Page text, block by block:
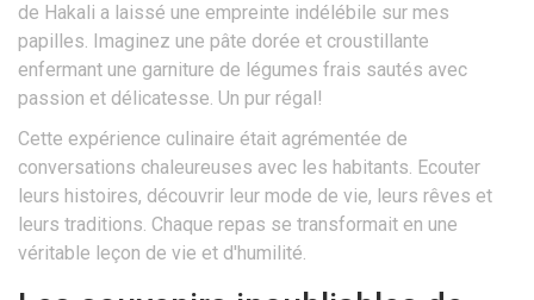
de Hakali a laissé une empreinte indélébile sur mes
papilles. Imaginez une pâte dorée et croustillante
enfermant une garniture de légumes frais sautés avec
passion et délicatesse. Un pur régal!
Cette expérience culinaire était agrémentée de
conversations chaleureuses avec les habitants. Ecouter
leurs histoires, découvrir leur mode de vie, leurs rêves et
leurs traditions. Chaque repas se transformait en une
véritable leçon de vie et d'humilité.